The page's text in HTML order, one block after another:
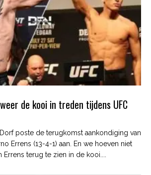
de kooi in treden tijdens UFC
poste de terugkomst aankondiging van
Errens (13-4-1) aan. En we hoeven niet
terug te zien in de kooi....